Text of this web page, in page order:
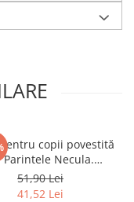
copii povestită
Parintele Necula.
copilăria și
Mântuitorului
51,90 Lei
41,52 Lei